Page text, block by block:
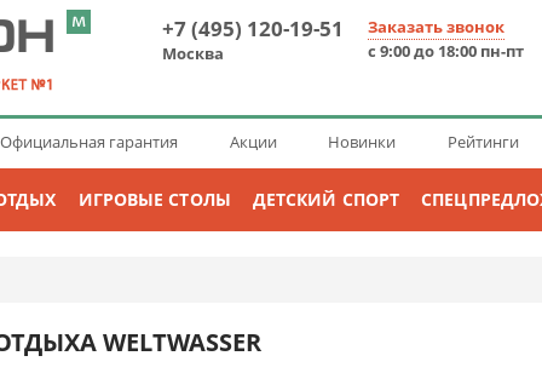
+7 (495) 120-19-51
Москва
Заказать звонок
с 9:00 до 18:00 пн-пт
Официальная гарантия Акции Новинки Рейтинги
ИГРОВЫЕ СТОЛЫ ДЕТСКИЙ СПОРТ
WELTWASSER